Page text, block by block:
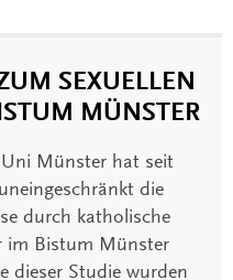
SEXUELLEN
MÜNSTER
Münster hat seit
die
durch katholische
im Bistum Münster
dieser Studie wurden